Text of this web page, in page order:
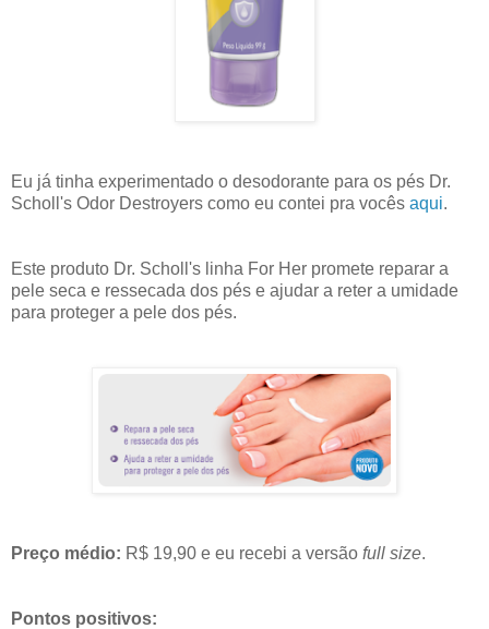
Eu já tinha experimentado o desodorante para os pés Dr.
Scholl's Odor Destroyers como eu contei pra vocês aqui.
Este produto Dr. Scholl's linha For Her promete reparar a
pele seca e ressecada dos pés e ajudar a reter a umidade
para proteger a pele dos pés.
Preço médio: R$ 19,90 e eu recebi a versão full size.
Pontos positivos: